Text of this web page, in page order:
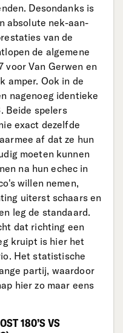
Desondanks is
absolute nek-aan-
van de
de algemene
voor Van Gerwen en
amper. Ook in de
nagenoeg identieke
Beide spelers
exact dezelfde
af dat ze hun
moeten kunnen
na hun echec in
willen nemen,
uiterst schaars en
leg de standaard.
dat richting een
kruipt is hier het
Het statistische
partij, waardoor
hier zo maar eens
180’S VS